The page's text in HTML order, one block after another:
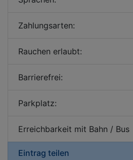
Zahlungsarten:
Rauchen erlaubt:
Barrierefrei:
Parkplatz:
Erreichbarkeit mit Bahn / Bus
Eintrag teilen